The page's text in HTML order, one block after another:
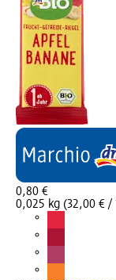
0,80 €
0,025 kg (32,00 € /